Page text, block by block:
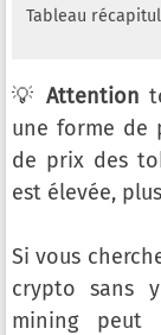
Tableau
💡 Attention
une forme de
de prix des
est élevée,
Si vous
crypto sans
mining